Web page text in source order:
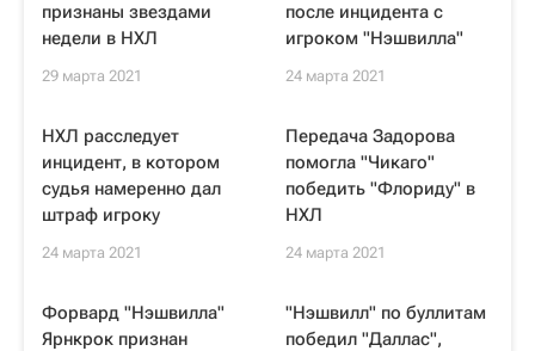
признаны звездами
недели в НХЛ
29 марта 2021
после инцидента с
игроком "Нэшвилла"
24 марта 2021
НХЛ расследует
инцидент, в котором
судья намеренно дал
штраф игроку
24 марта 2021
Передача Задорова
помогла "Чикаго"
победить "Флориду" в
НХЛ
24 марта 2021
Форвард "Нэшвилла"
Ярнкрок признан
"Нэшвилл" по буллитам
победил "Даллас",